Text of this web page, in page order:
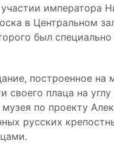
императора
в Центральном
был
построенное
плаца на
по проекту
русских